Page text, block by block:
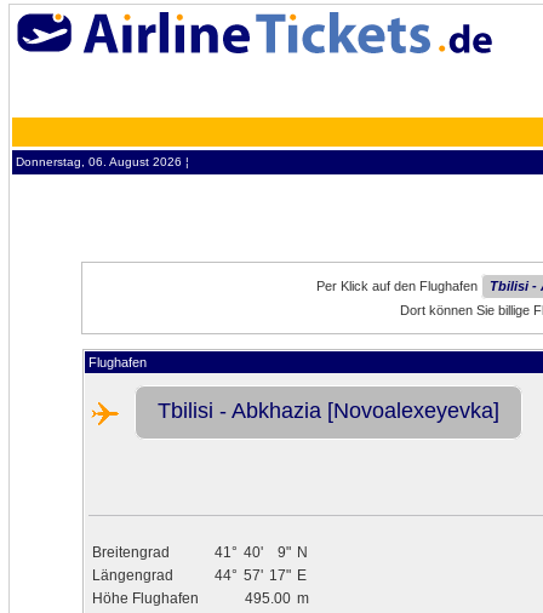
Donnerstag, 06. August 2026 ¦
Per Klick auf den Flughafen
Tbilisi -
Dort können Sie billige
Flughafen
Tbilisi - Abkhazia [Novoalexeyevka]
Breitengrad 41° 40' 9" N
Längengrad
44° 57' 17" E
Höhe Flughafen
495.00 m